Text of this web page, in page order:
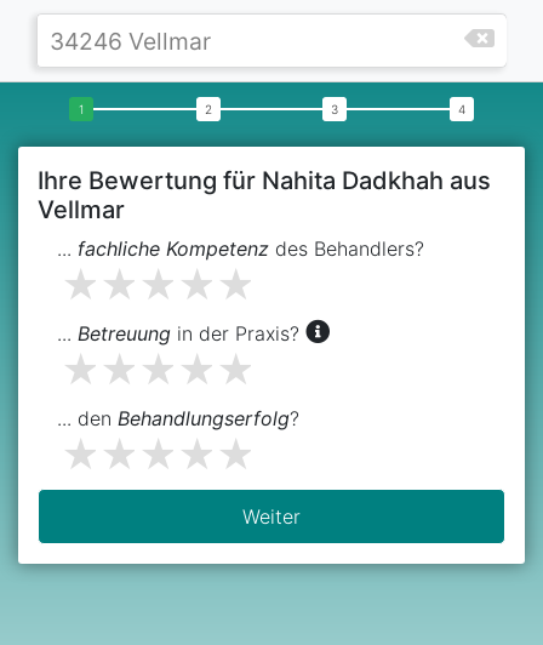
Ihre Bewertung für Nahita Dadkhah aus
Vellmar
... fachliche Kompetenz des Behandlers?
... Betreuung in der Praxis?
... den Behandlungserfolg?
Weiter